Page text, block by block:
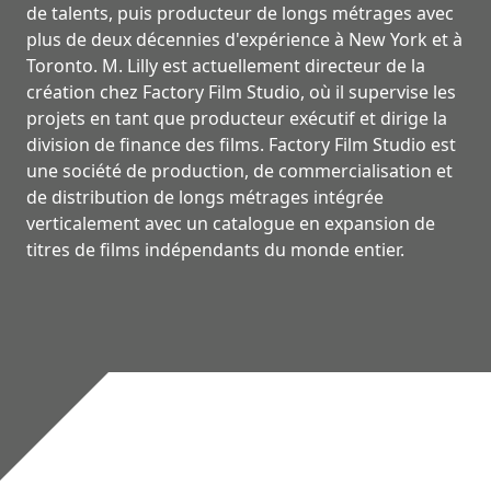
de talents, puis producteur de longs métrages avec
plus de deux décennies d'expérience à New York et à
Toronto. M. Lilly est actuellement directeur de la
création chez Factory Film Studio, où il supervise les
projets en tant que producteur exécutif et dirige la
division de finance des films. Factory Film Studio est
une société de production, de commercialisation et
de distribution de longs métrages intégrée
verticalement avec un catalogue en expansion de
titres de films indépendants du monde entier.